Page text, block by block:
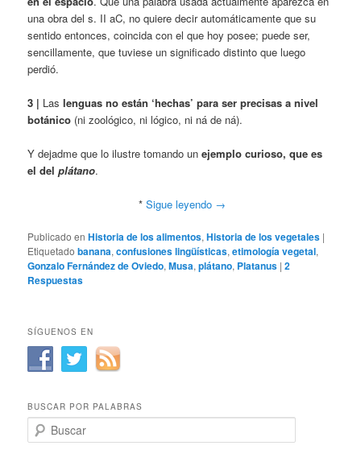
una obra del s. II aC, no quiere decir automáticamente que su
sentido entonces, coincida con el que hoy posee; puede ser,
sencillamente, que tuviese un significado distinto que luego
perdió.
3 | Laslenguas no están ‘hechas’ para ser precisas a nivel
botánico (ni zoológico, ni lógico, ni ná de ná).
Y dejadme que lo ilustre tomando unejemplo curioso, que es
el delplátano.
* Sigue leyendo →
Publicado en Historia de los alimentos,Historia de los vegetales |
Etiquetado banana,confusiones lingüísticas,etimología vegetal,
Gonzalo Fernández de Oviedo,Musa,plátano, Platanus |2
Respuestas
SÍGUENOS EN
BUSCAR POR PALABRAS
u